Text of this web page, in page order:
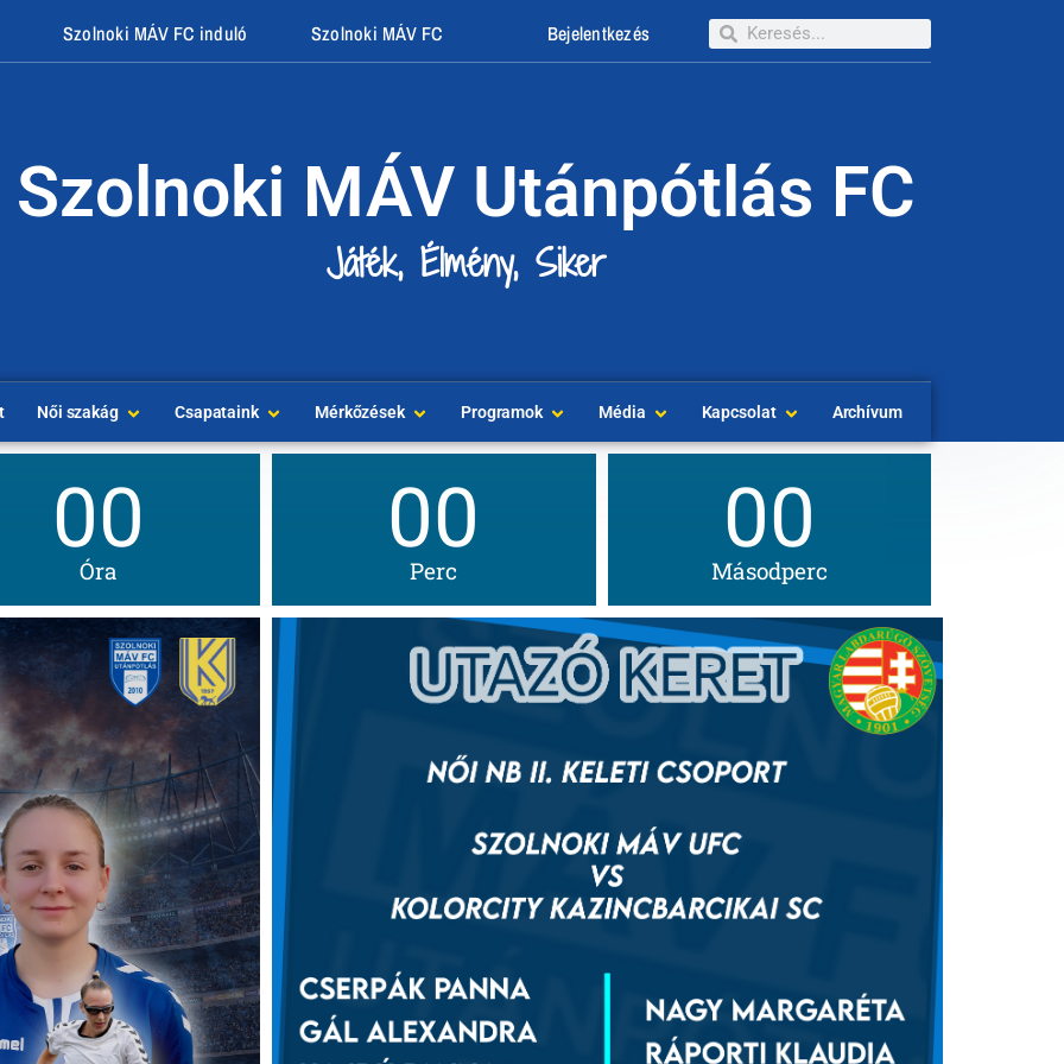
Szolnoki MÁV FC induló Szolnoki MÁV FC Bejelentkezés
Szolnoki MÁV Utánpótlás FC
Játék, Élmény, Siker
Női szakág Csapataink Mérkőzések Programok Média Kapcsolat Archívum
00
Óra
00
Perc
00
Másodperc